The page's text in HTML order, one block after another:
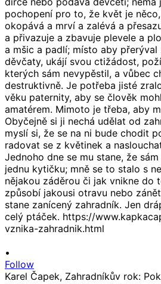
•
Follow
Karel Čapek, Zahradníkův rok: